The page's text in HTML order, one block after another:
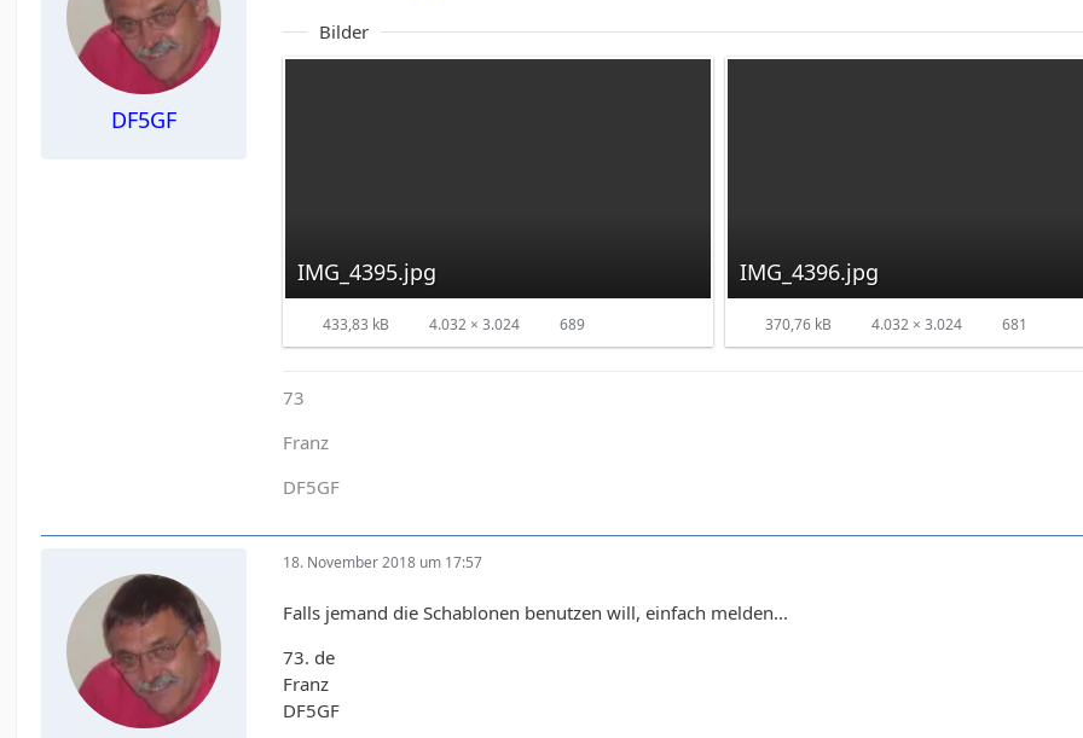
DF5GF
Bilder
IMG_4395.jpg
433,83 kB 4.032 × 3.024 689
IMG_4396.jpg
370,76 kB 4.032 × 3.024 681
73
Franz
DF5GF
18. November 2018 um 17:57
Falls jemand die Schablonen benutzen will, einfach melden...
73. de
Franz
DF5GF